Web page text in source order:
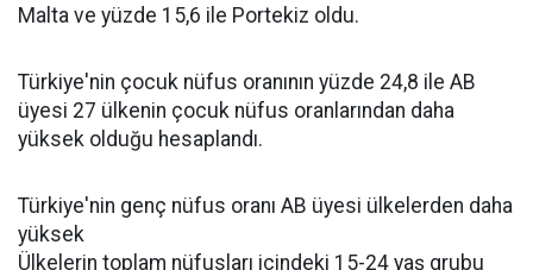
Malta ve yüzde 15,6 ile Portekiz oldu.
Türkiye'nin çocuk nüfus oranının yüzde 24,8 ile AB
üyesi 27 ülkenin çocuk nüfus oranlarından daha
yüksek olduğu hesaplandı.
Türkiye'nin genç nüfus oranı AB üyesi ülkelerden daha
yüksek
Ülkelerin toplam nüfusları içindeki 15-24 yaş grubu